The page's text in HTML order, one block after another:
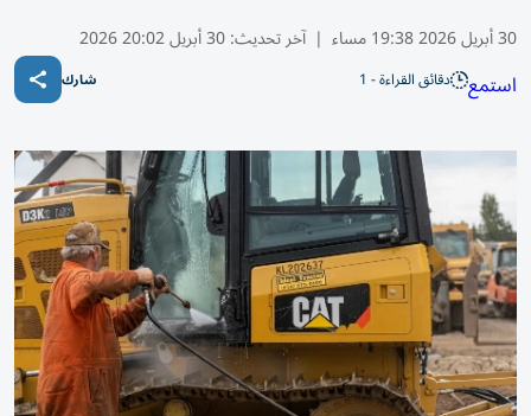
30 أبريل 2026 19:38 مساء | آخر تحديث:30 أبريل 20:02 2026
استمع دقائق القراءة - 1 شارك